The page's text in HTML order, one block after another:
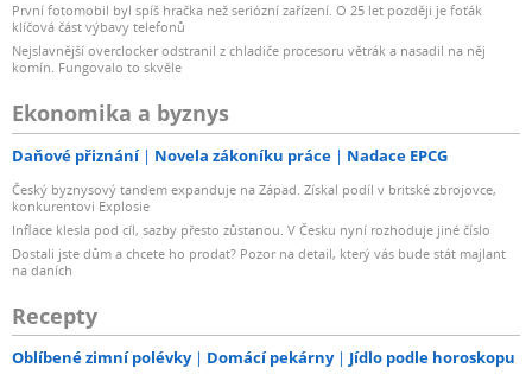
První fotomobil byl spíš hračka než seriózní zařízení. O 25 let později je foťák
klíčová část výbavy telefonů
Nejslavnější overclocker odstranil z chladiče procesoru větrák a nasadil na něj
komín. Fungovalo to skvěle
Ekonomika a byznys
Daňové přiznání Novela zákoníku práce Nadace EPCG
Český byznysový tandem expanduje na Západ. Získal podíl v britské zbrojovce,
konkurentovi Explosie
Inflace klesla pod cíl, sazby přesto zůstanou. V Česku nyní rozhoduje jiné číslo
Dostali jste dům a chcete ho prodat? Pozor na detail, který vás bude stát majlant
na daních
Recepty
Oblíbené zimní polévky Domácí pekárny Jídlo podle horoskopu